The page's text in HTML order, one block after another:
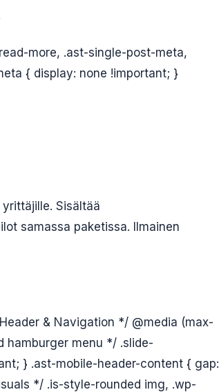
more, .ast-single-post-meta,
{ display: none !important; }
Sisältää
samassa paketissa. Ilmainen
& Navigation */ @media (max-
hamburger menu */ .slide-
} .ast-mobile-header-content { gap:
*/ .is-style-rounded img, .wp-